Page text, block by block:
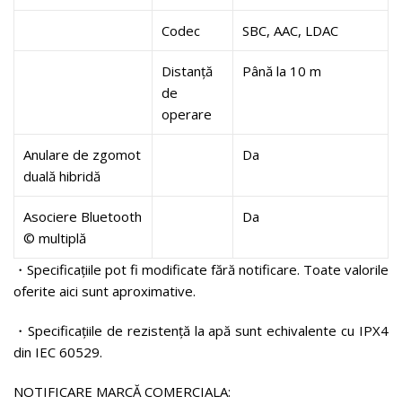
Codec SBC, AAC, LDAC
Distanță
de
operare
Până la 10 m
Anulare de zgomot
duală hibridă
Da
Asociere Bluetooth
© multiplă
Da
・Specificațiile pot fi modificate fără notificare. Toate valorile
oferite aici sunt aproximative.
・Specificațiile de rezistență la apă sunt echivalente cu IPX4
din IEC 60529.
NOTIFICARE MARCĂ COMERCIALA: